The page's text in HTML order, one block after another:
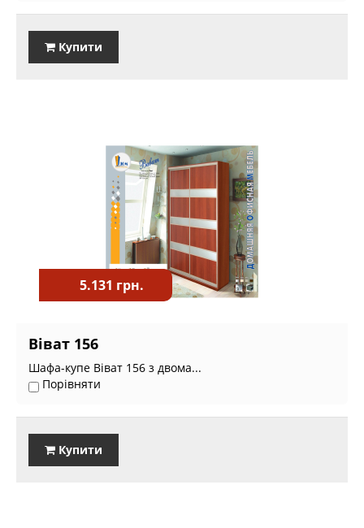
Купити
5.131 грн.
Віват 156
Шафа-купе Віват 156 з двома...
Порівняти
Купити